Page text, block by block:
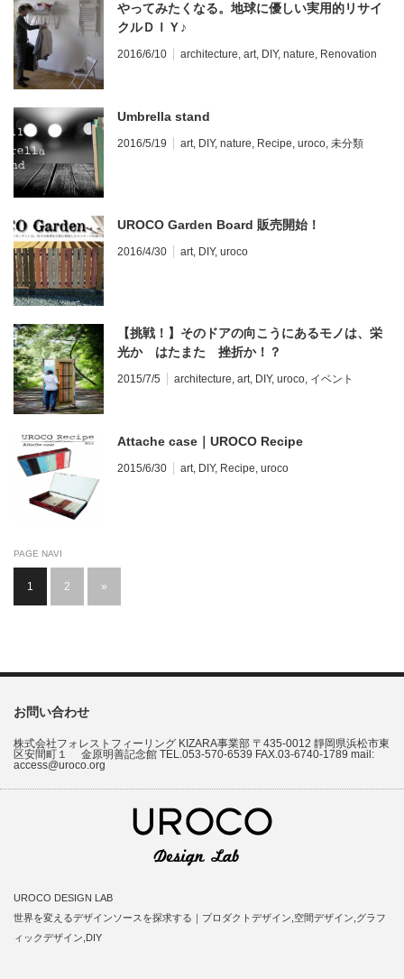
やってみたくなる。地球に優しい実用的リサイ
クルＤＩＹ♪
2016/6/10 architecture, art, DIY, nature, Renovation
Umbrella stand
2016/5/19 art, DIY, nature, Recipe, uroco, 未分類
UROCO Garden Board 販売開始！
2016/4/30 art, DIY, uroco
【挑戦！】そのドアの向こうにあるモノは、栄
光か はたまた 挫折か！？
2015/7/5 architecture, art, DIY, uroco, イベント
Attache case｜UROCO Recipe
2015/6/30 art, DIY, Recipe, uroco
PAGE NAVI
1 2 »
お問い合わせ
株式会社フォレストフィーリング KIZARA事業部 〒435-0012 靜岡県浜松市東
区安間町１ 金原明善記念館 TEL.053-570-6539 FAX.03-6740-1789 mail:
access@uroco.org
UROCO DESIGN LAB
世界を変えるデザインソースを探求する｜プロダクトデザイン,空間デザイン,グラフ
ィックデザイン,DIY